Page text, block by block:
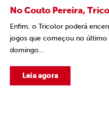
No Couto Pereira,
Enfim, o Tricolor poderá
jogos que começou no último
domingo...
Leia agora